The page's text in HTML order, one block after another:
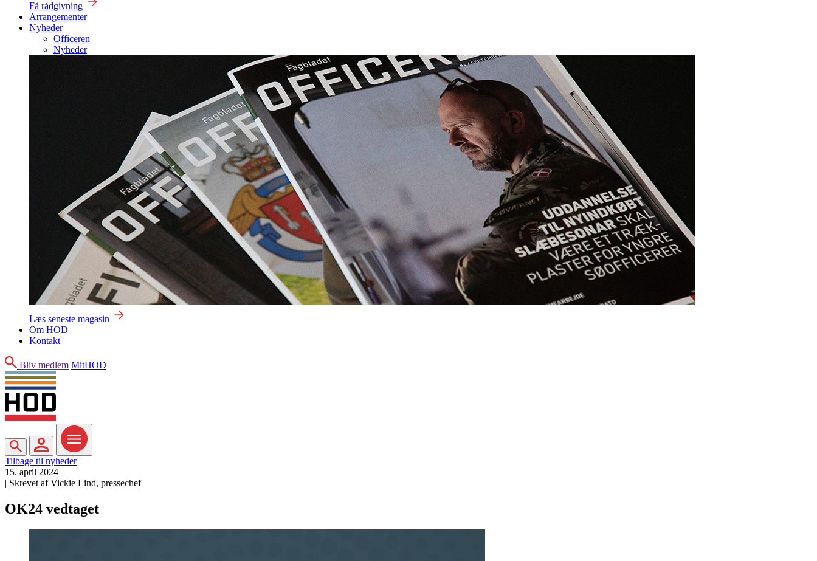
Få rådgivning
Arrangementer
Nyheder
Officeren
Nyheder
Læs seneste magasin
Om HOD
Kontakt
Søg
Bliv medlem MitHOD
Søg MitHOD Menu
Tilbage til nyheder
15. april 2024
| Skrevet af Vickie Lind, pressechef
OK24 vedtaget